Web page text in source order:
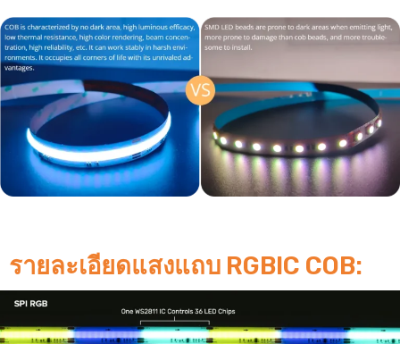
รายละเอียดแสงแถบ RGBIC COB: